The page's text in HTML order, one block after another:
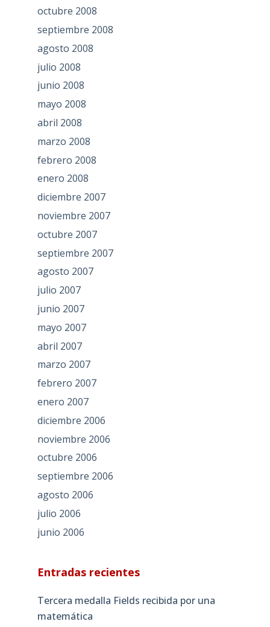
octubre 2008
septiembre 2008
agosto 2008
julio 2008
junio 2008
mayo 2008
abril 2008
marzo 2008
febrero 2008
enero 2008
diciembre 2007
noviembre 2007
octubre 2007
septiembre 2007
agosto 2007
julio 2007
junio 2007
mayo 2007
abril 2007
marzo 2007
febrero 2007
enero 2007
diciembre 2006
noviembre 2006
octubre 2006
septiembre 2006
agosto 2006
julio 2006
junio 2006
Entradas recientes
Tercera medalla Fields recibida por una
matemática